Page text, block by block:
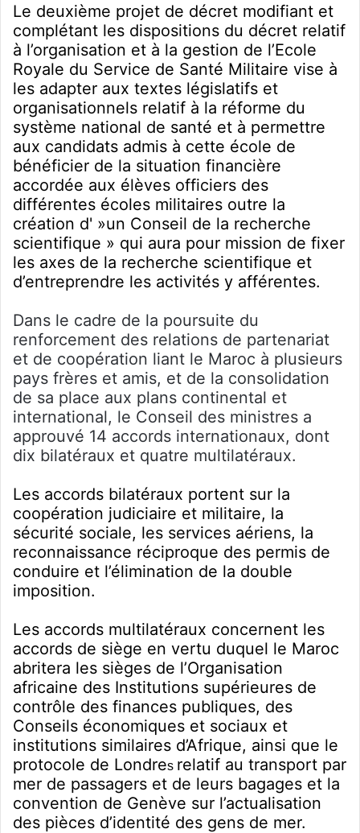
Le deuxième projet de décret modifiant et
complétant les dispositions du décret relatif
à l’organisation et à la gestion de l’Ecole
Royale du Service de Santé Militaire vise à
les adapter aux textes législatifs et
organisationnels relatif à la réforme du
système national de santé et à permettre
aux candidats admis à cette école de
bénéficier de la situation financière
accordée aux élèves officiers des
différentes écoles militaires outre la
création d' »un Conseil de la recherche
scientifique » qui aura pour mission de fixer
les axes de la recherche scientifique et
d’entreprendre les activités y afférentes.
Dans le cadre de la poursuite du
renforcement des relations de partenariat
et de coopération liant le Maroc à plusieurs
pays frères et amis, et de la consolidation
de sa place aux plans continental et
international, le Conseil des ministres a
approuvé 14 accords internationaux, dont
dix bilatéraux et quatre multilatéraux.
Les accords bilatéraux portent sur la
coopération judiciaire et militaire, la
sécurité sociale, les services aériens, la
reconnaissance réciproque des permis de
conduire et l’élimination de la double
imposition.
Les accords multilatéraux concernent les
accords de siège en vertu duquel le Maroc
abritera les sièges de l’Organisation
africaine des Institutions supérieures de
contrôle des finances publiques, des
Conseils économiques et sociaux et
institutions similaires d’Afrique, ainsi que le
protocole de Londres relatif au transport par
mer de passagers et de leurs bagages et la
convention de Genève sur l’actualisation
des pièces d’identité des gens de mer.